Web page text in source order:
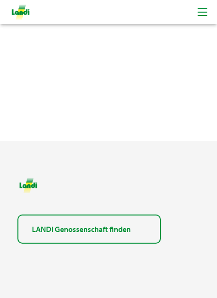
LANDI Genossenschaft finden